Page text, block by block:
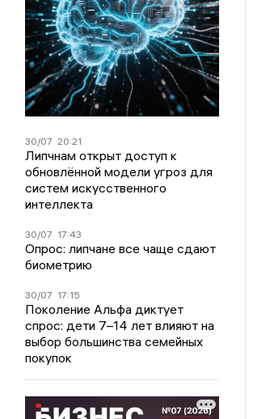
30/07 20:21
Липчнам открыт доступ к
обновлённой модели угроз для
систем искусственного
интеллекта
30/07 17:43
Опрос: липчане все чаще сдают
биометрию
30/07 17:15
Поколение Альфа диктует
спрос: дети 7–14 лет влияют на
выбор большинства семейных
покупок